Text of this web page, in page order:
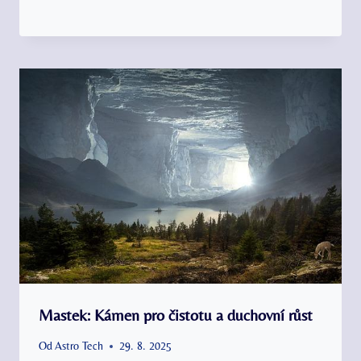
Mastek: Kámen pro čistotu a duchovní růst
OdAstro Tech 29. 8. 2025